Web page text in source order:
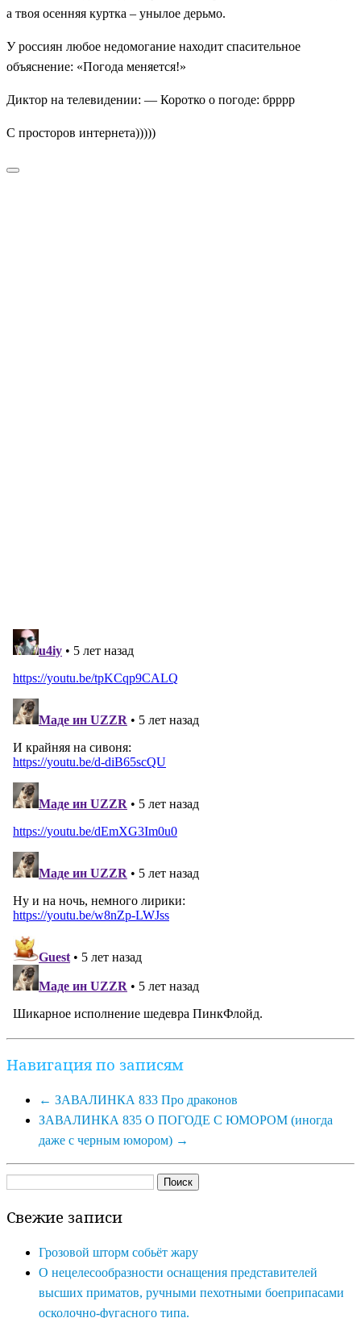
а твоя осенняя куртка – унылое дерьмо.
У россиян любое недомогание находит спасительное
объяснение: «Погода меняется!»
Диктор на телевидении: — Коротко о погоде: брррр
С просторов интернета)))))
Навигация по записям
← ЗАВАЛИНКА 833 Про драконов
ЗАВАЛИНКА 835 О ПОГОДЕ С ЮМОРОМ (иногда
даже с черным юмором) →
Свежие записи
Грозовой шторм собьёт жару
О нецелесообразности оснащения представителей
высших приматов, ручными пехотными боеприпасами
осколочно-фугасного типа.